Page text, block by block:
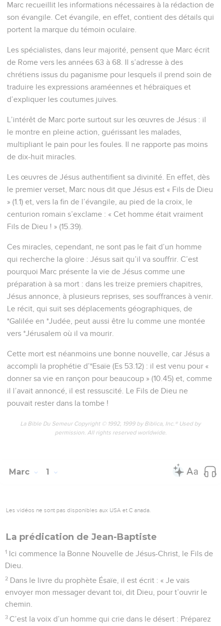
Marc recueillit les informations nécessaires à la rédaction de
son évangile. Cet évangile, en effet, contient des détails qui
portent la marque du témoin oculaire.
Les spécialistes, dans leur majorité, pensent que Marc écrit
de Rome vers les années 63 à 68. Il s’adresse à des
chrétiens issus du paganisme pour lesquels il prend soin de
traduire les expressions araméennes et hébraïques et
d’expliquer les coutumes juives.
L’intérêt de Marc porte surtout sur les œuvres de Jésus : il
le montre en pleine action, guérissant les malades,
multipliant le pain pour les foules. Il ne rapporte pas moins
de dix-huit miracles.
Les œuvres de Jésus authentifient sa divinité. En effet, dès
le premier verset, Marc nous dit que Jésus est « Fils de Dieu
» (1.1) et, vers la fin de l’évangile, au pied de la croix, le
centurion romain s’exclame : « Cet homme était vraiment
Fils de Dieu ! » (15.39).
Ces miracles, cependant, ne sont pas le fait d’un homme
qui recherche la gloire : Jésus sait qu’il va souffrir. C’est
pourquoi Marc présente la vie de Jésus comme une
préparation à sa mort : dans les treize premiers chapitres,
Jésus annonce, à plusieurs reprises, ses souffrances à venir.
Le récit, qui suit ses déplacements géographiques, de
*Galilée en *Judée, peut aussi être lu comme une montée
vers *Jérusalem où il va mourir.
Cette mort est néanmoins une bonne nouvelle, car Jésus a
accompli la prophétie d’*Esaïe (Es 53.12) : il est venu pour «
donner sa vie en rançon pour beaucoup » (10.45) et, comme
il l’avait annoncé, il est ressuscité. Le Fils de Dieu ne
pouvait rester dans la tombe !
La Bible Du Semeur Copyright © 1992, 1999 by Biblica, Inc.® Used by
permission. All rights reserved worldwide.
Marc 1
Les vidéos ne sont pas disponibles aux USA et C anada.
La prédication de Jean-Baptiste
1 Ici commence la Bonne Nouvelle de Jésus-Christ, le Fils de
Dieu.
2 Dans le livre du prophète Ésaïe, il est écrit : « Je vais
envoyer mon messager devant toi, dit Dieu, pour t’ouvrir le
chemin.
3 C’est la voix d’un homme qui crie dans le désert : Préparez